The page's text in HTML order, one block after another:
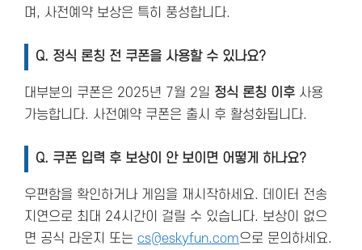
며, 사전예약 보상은 특히 풍성합니다.
Q. 정식 론칭 전 쿠폰을 사용할 수 있나요?
대부분의 쿠폰은 2025년 7월 2일 정식 론칭 이후 사용
가능합니다. 사전예약 쿠폰은 출시 후 활성화됩니다.
Q. 쿠폰 입력 후 보상이 안 보이면 어떻게 하나요?
우편함을 확인하거나 게임을 재시작하세요. 데이터 전송
지연으로 최대 24시간이 걸릴 수 있습니다. 보상이 없으
면 공식 라운지 또는 cs@eskyfun.com으로 문의하세요.